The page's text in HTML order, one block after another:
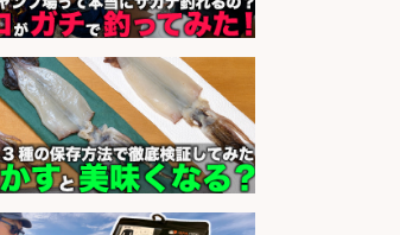
監督」/釣り好き歓迎/残
験者歓迎
久水産株式会社
sponsored by 求人ボックス
ヤー」貴方の目利きでヒ
、裁量バイヤー募集